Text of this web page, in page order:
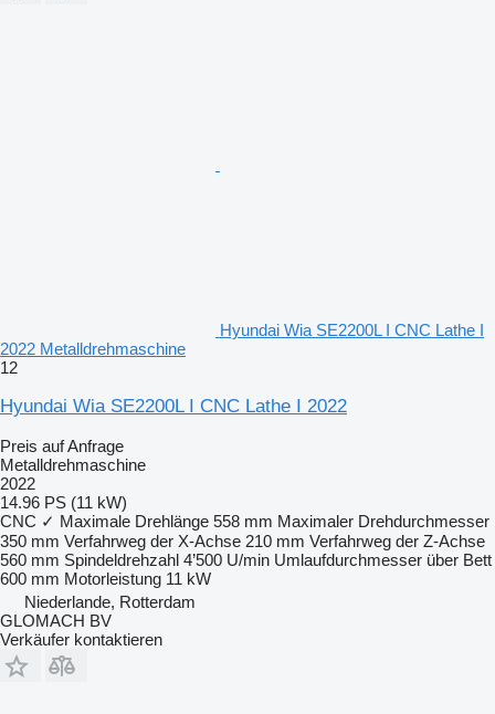
Hyundai Wia SE2200L I CNC Lathe I
2022 Metalldrehmaschine
12
Hyundai Wia SE2200L I CNC Lathe I 2022
Preis auf Anfrage
Metalldrehmaschine
2022
14.96 PS (11 kW)
CNC ✓ Maximale Drehlänge 558 mm Maximaler Drehdurchmesser
350 mm Verfahrweg der X-Achse 210 mm Verfahrweg der Z-Achse
560 mm Spindeldrehzahl 4’500 U/min Umlaufdurchmesser über Bett
600 mm Motorleistung 11 kW
Niederlande, Rotterdam
GLOMACH BV
Verkäufer kontaktieren